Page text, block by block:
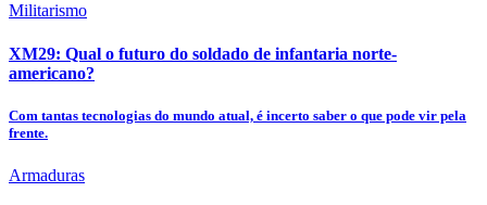
Militarismo
XM29: Qual o futuro do soldado de infantaria norte-
americano?
Com tantas tecnologias do mundo atual, é incerto saber o que pode vir pela
frente.
Armaduras